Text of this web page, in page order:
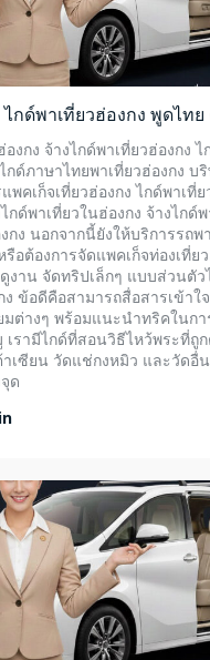
นตัว
เทศ
ทศ
เจ้าพระยา
จ
ไกด์พาเที่ยวฮ่องกง พูดไท
องกง จ้างไกด์พาเที่ยวฮ่องกง
กด์ภาษาไทยพาเที่ยวฮ่องกง บ
พคเก็จเที่ยวฮ่องกง ไกด์พาเที่ย
กด์พาเที่ยวในฮ่องกง จ้างไกด์
กง นอกจากนี้ยังให้บริการรถพ
อต้องการจัดแพคเก็จท่องเที่ย
งาน จัดทริปเล็กๆ แบบส่วนตัว
ง ข้อดีคือสามารถสื่อสารเข้าใ
ต่างๆ พร้อมแนะนำทริคในก
าเซียน วัดแช่กงหมิว และวัดอื่